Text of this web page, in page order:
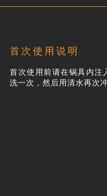
首次使用说明
首次使用前请在锅具内
洗一次，然后用清水再次